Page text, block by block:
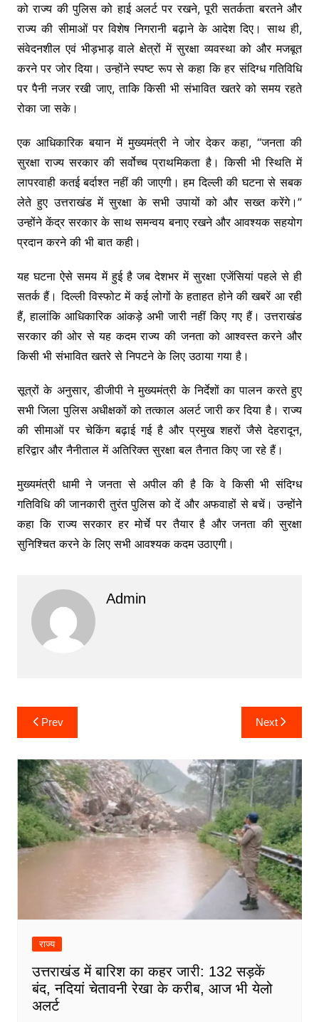
को राज्य की पुलिस को हाई अलर्ट पर रखने, पूरी सतर्कता बरतने और
राज्य की सीमाओं पर विशेष निगरानी बढ़ाने के आदेश दिए। साथ ही,
संवेदनशील एवं भीड़भाड़ वाले क्षेत्रों में सुरक्षा व्यवस्था को और मजबूत
करने पर जोर दिया। उन्होंने स्पष्ट रूप से कहा कि हर संदिग्ध गतिविधि
पर पैनी नजर रखी जाए, ताकि किसी भी संभावित खतरे को समय रहते
रोका जा सके।
एक आधिकारिक बयान में मुख्यमंत्री ने जोर देकर कहा, “जनता की
सुरक्षा राज्य सरकार की सर्वोच्च प्राथमिकता है। किसी भी स्थिति में
लापरवाही कतई बर्दाश्त नहीं की जाएगी। हम दिल्ली की घटना से सबक
लेते हुए उत्तराखंड में सुरक्षा के सभी उपायों को और सख्त करेंगे।”
उन्होंने केंद्र सरकार के साथ समन्वय बनाए रखने और आवश्यक सहयोग
प्रदान करने की भी बात कही।
यह घटना ऐसे समय में हुई है जब देशभर में सुरक्षा एजेंसियां पहले से ही
सतर्क हैं। दिल्ली विस्फोट में कई लोगों के हताहत होने की खबरें आ रही
हैं, हालांकि आधिकारिक आंकड़े अभी जारी नहीं किए गए हैं। उत्तराखंड
सरकार की ओर से यह कदम राज्य की जनता को आश्वस्त करने और
किसी भी संभावित खतरे से निपटने के लिए उठाया गया है।
सूत्रों के अनुसार, डीजीपी ने मुख्यमंत्री के निर्देशों का पालन करते हुए
सभी जिला पुलिस अधीक्षकों को तत्काल अलर्ट जारी कर दिया है। राज्य
की सीमाओं पर चेकिंग बढ़ाई गई है और प्रमुख शहरों जैसे देहरादून,
हरिद्वार और नैनीताल में अतिरिक्त सुरक्षा बल तैनात किए जा रहे हैं।
मुख्यमंत्री धामी ने जनता से अपील की है कि वे किसी भी संदिग्ध
गतिविधि की जानकारी तुरंत पुलिस को दें और अफवाहों से बचें। उन्होंने
कहा कि राज्य सरकार हर मोर्चे पर तैयार है और जनता की सुरक्षा
सुनिश्चित करने के लिए सभी आवश्यक कदम उठाएगी।
Admin
Post
navigation
Prev Next
राज्य
उत्तराखंड में बारिश का कहर जारी: 132 सड़कें
बंद, नदियां चेतावनी रेखा के करीब, आज भी येलो
अलर्ट